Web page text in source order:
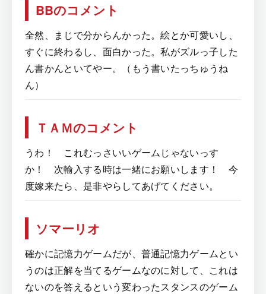
BBのコメント
全然、まじで分からんかった。絵とか可愛いし、
すぐに終わるし、面白かった。私がズルっ子した
ん書かんといてやー。（もう書いたっちゅうね
ん）
ＴＡＭのコメント
うわ！ これむっさいいゲームじゃないっす
か！ 次輸入する時は一緒にお願いします！ 今
度嫁来たら、是非やらしてあげてください。
ソマーリオ
確かに記憶力ゲームだが、普通記憶力ゲームとい
うのは正解を当てるゲームなのに対して、これは
ないのを答えるという変わったスタンスのゲーム